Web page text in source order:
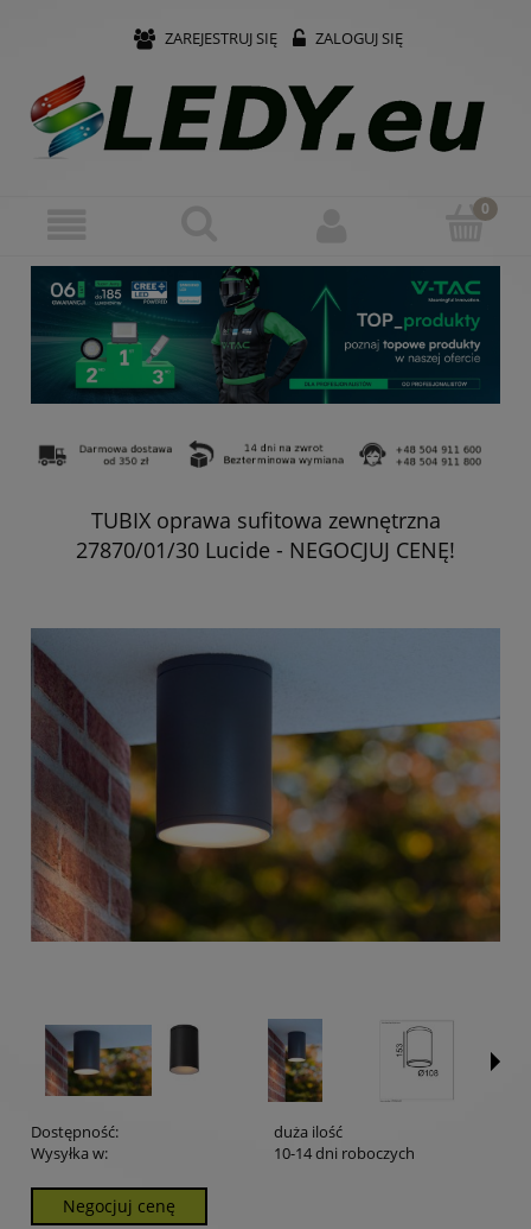
ZAREJESTRUJ SIĘ ZALOGUJ SIĘ
TUBIX oprawa sufitowa zewnętrzna
27870/01/30 Lucide - NEGOCJUJ CENĘ!
Dostępność:
duża ilość
Wysyłka w:
10-14 dni roboczych
Negocjuj cenę